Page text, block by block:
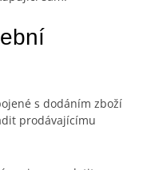
s dodáním zboží
prodávajícímu